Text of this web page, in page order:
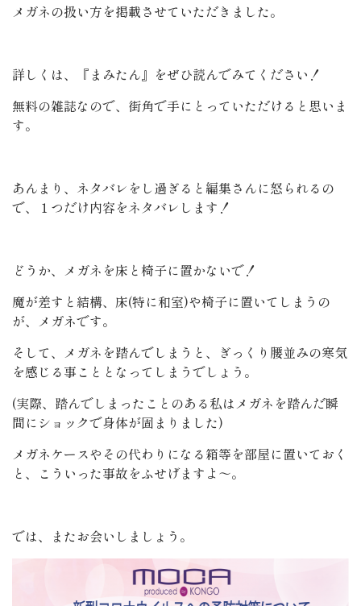
メガネの扱い方を掲載させていただきました。
詳しくは、『まみたん』をぜひ読んでみてください！
無料の雑誌なので、街角で手にとっていただけると思いま
す。
あんまり、ネタバレをし過ぎると編集さんに怒られるの
で、１つだけ内容をネタバレします！
どうか、メガネを床と椅子に置かないで！
魔が差すと結構、床(特に和室)や椅子に置いてしまうの
が、メガネです。
そして、メガネを踏んでしまうと、ぎっくり腰並みの寒気
を感じる事こととなってしまうでしょう。
(実際、踏んでしまったことのある私はメガネを踏んだ瞬
間にショックで身体が固まりました)
メガネケースやその代わりになる箱等を部屋に置いておく
と、こういった事故をふせげますよ～。
では、またお会いしましょう。